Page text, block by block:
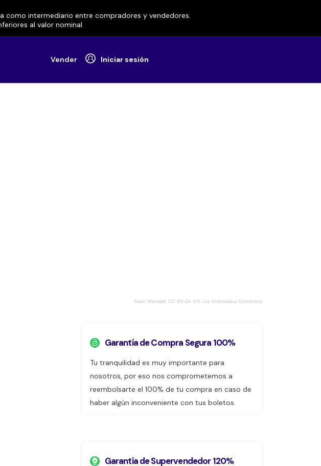
como intermediario entre compradores y vendedores.
al valor nominal.
Vender Iniciar sesión
Sven Mandel, CC BY-SA 4.0, vía Wikimedia Commons
Garantía de Compra Segura 100%
Tu tranquilidad es muy importante para
nosotros, por eso nos comprometemos a
reembolsarte el 100% de tu compra en caso de
haber algún inconveniente con tus boletos.
Garantía de Supervendedor 120%